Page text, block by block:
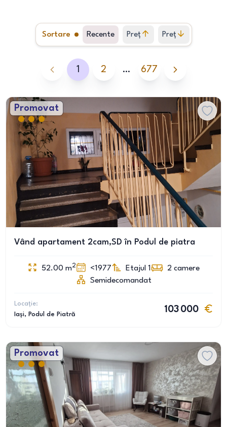
Sortare Recente Preț
crescător
Preț
descrescător
1 2 … 677
Promovat
Vând apartament 2cam,SD în Podul de piatra
52.00 m2 <1977 Etajul 1 2 camere
Semidecomandat
Locație:
Iași, Podul de Piatră
103 000
Promovat